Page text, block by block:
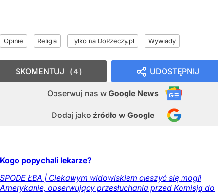
Opinie Religia Tylko na DoRzeczy.pl Wywiady
UDOSTĘPNIJ
Obserwuj nas w Google News
Dodaj jako źródło w Google
SKOMENTUJ 4
Kogo popychali lekarze?
SPODE ŁBA | Ciekawym widowiskiem cieszyć się mogli
Amerykanie, obserwujący przesłuchania przed Komisją do